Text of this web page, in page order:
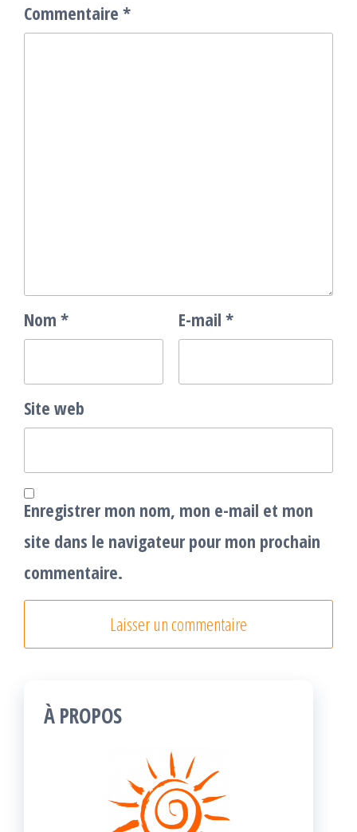
Commentaire *
Nom * E-mail *
Site web
Enregistrer mon nom, mon e-mail et mon
site dans le navigateur pour mon prochain
commentaire.
À PROPOS